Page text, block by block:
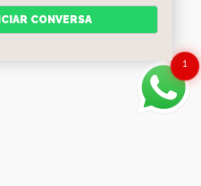
1
CONVERSA